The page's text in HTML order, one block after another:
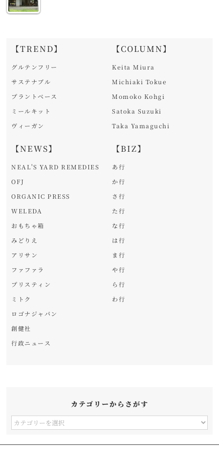
【TREND】
グルテンフリー
サステナブル
プラントベース
ミールキット
ヴィーガン
【NEWS】
NEAL'S YARD REMEDIES
OFJ
ORGANIC PRESS
WELEDA
おもちゃ箱
みどりえ
アリサン
ファファラ
プリスティン
ミトク
ロゴナジャパン
創健社
行政ニュース
【COLUMN】
Keita Miura
Michiaki Tokue
Momoko Kohgi
Satoka Suzuki
Taka Yamaguchi
【BIZ】
あ行
か行
さ行
た行
な行
は行
ま行
や行
ら行
わ行
カテゴリーからさがす
カ